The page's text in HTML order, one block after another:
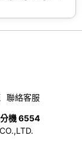
聯絡客服
機 6554